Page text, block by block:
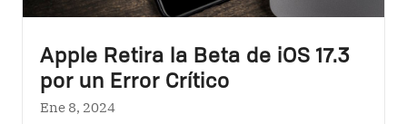
Apple Retira la Beta de iOS 17.3
por un Error Crítico
Ene 8, 2024